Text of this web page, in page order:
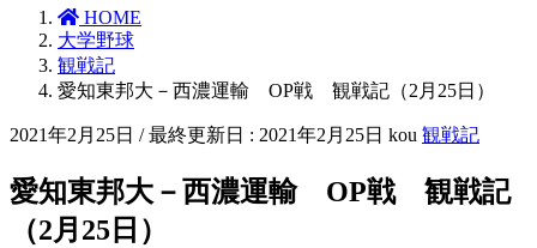
HOME
大学野球
観戦記
愛知東邦大－西濃運輸 OP戦 観戦記（2月25日）
2021年2月25日 / 最終更新日 : 2021年2月25日 kou 観戦記
愛知東邦大－西濃運輸 OP戦 観戦記
（2月25日）